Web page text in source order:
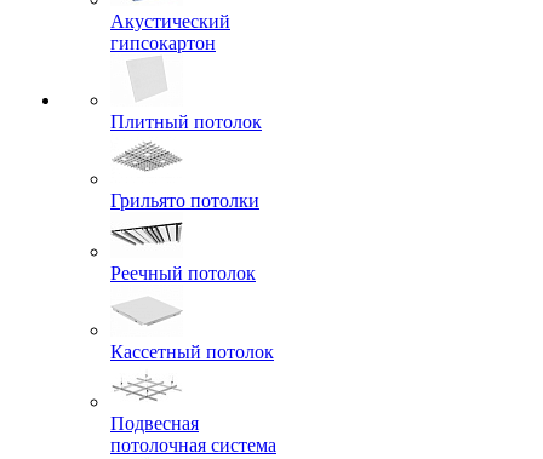
Акустический
гипсокартон
Плитный потолок
Грильято потолки
Реечный потолок
Кассетный потолок
Подвесная
потолочная система